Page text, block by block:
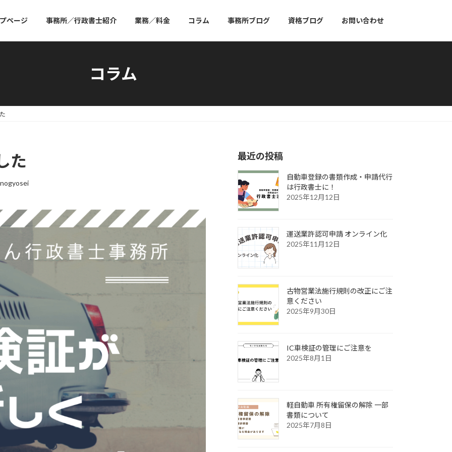
ページ 事務所／行政書士紹介 業務／料金 コラム 事務所ブログ 資格ブログ お問い合わせ
コラム
た 最近の投稿
自動車登録の書類作成・申請代行
は行政書士に！
2025年12月12日
運送業許認可申請 オンライン化
2025年11月12日
古物営業法施行規則の改正にご注
意ください
2025年9月30日
IC車検証の管理にご注意を
2025年8月1日
軽自動車 所有権留保の解除 一部
書類について
2025年7月8日